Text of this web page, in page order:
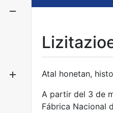
Erakutsi/
Atal honetan,
A partir del 3 de
Fábrica Nacional